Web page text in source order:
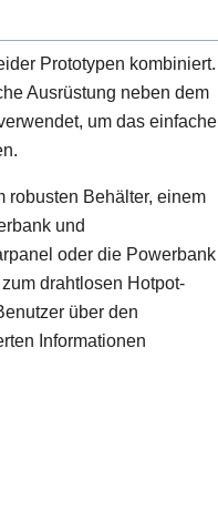
Prototypen kombiniert.
Ausrüstung neben dem
um das einfache
robusten Behälter, einem
und
oder die Powerbank
drahtlosen Hotpot-
über den
Informationen